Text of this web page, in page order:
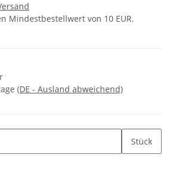
Mindestbestellwert von 10 EUR.
(DE - Ausland abweichend)
Stück